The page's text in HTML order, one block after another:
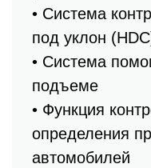
• Система
под уклон
• Система
подъеме
• Функция
определения
автомобилей